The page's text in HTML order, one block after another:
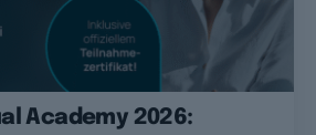
Academy 2026: